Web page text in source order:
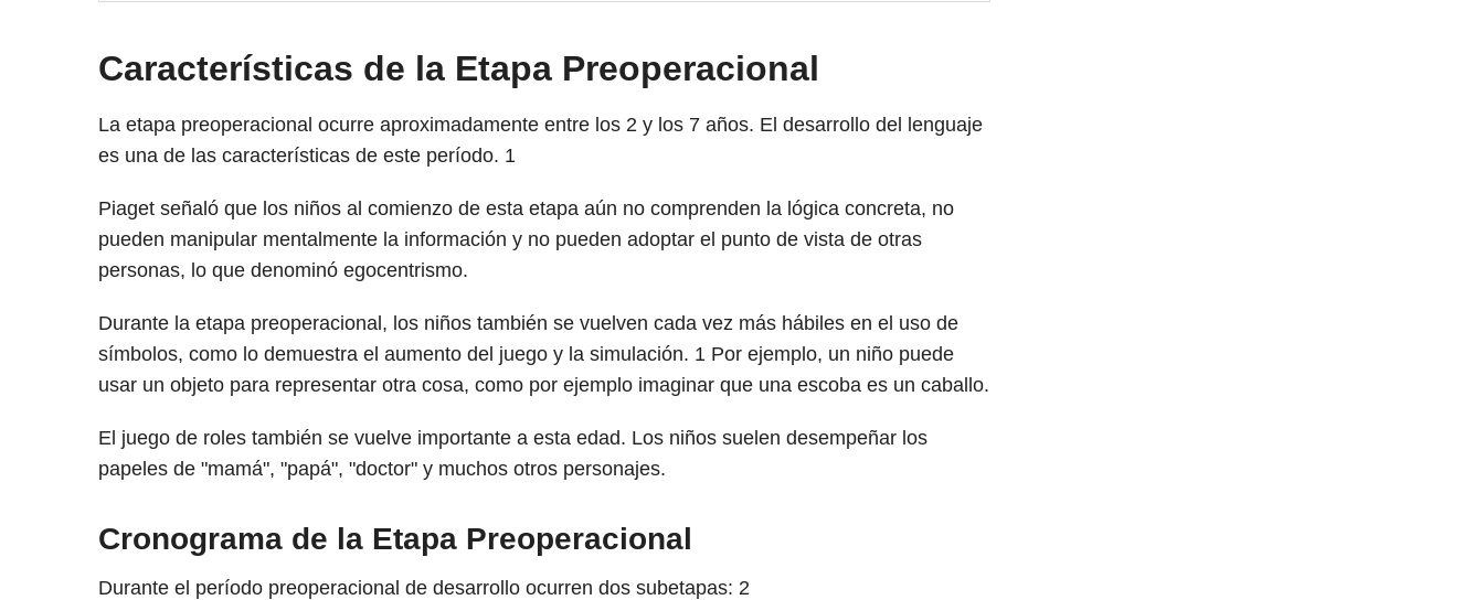
Características de la Etapa Preoperacional
La etapa preoperacional ocurre aproximadamente entre los 2 y los 7 años. El desarrollo del lenguaje
es una de las características de este período. 1
Piaget señaló que los niños al comienzo de esta etapa aún no comprenden la lógica concreta, no
pueden manipular mentalmente la información y no pueden adoptar el punto de vista de otras
personas, lo que denominó egocentrismo.
Durante la etapa preoperacional, los niños también se vuelven cada vez más hábiles en el uso de
símbolos, como lo demuestra el aumento del juego y la simulación. 1 Por ejemplo, un niño puede
usar un objeto para representar otra cosa, como por ejemplo imaginar que una escoba es un caballo.
El juego de roles también se vuelve importante a esta edad. Los niños suelen desempeñar los
papeles de "mamá", "papá", "doctor" y muchos otros personajes.
Cronograma de la Etapa Preoperacional
Durante el período preoperacional de desarrollo ocurren dos subetapas: 2